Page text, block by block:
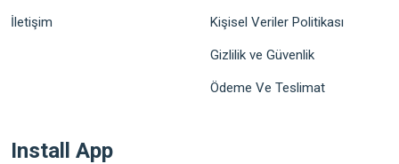
İletişim Kişisel Veriler Politikası
Gizlilik ve Güvenlik
Ödeme Ve Teslimat
Install App